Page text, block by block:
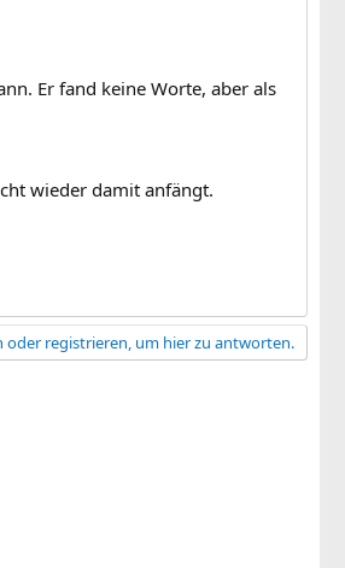
Er fand keine Worte, aber als
wieder damit anfängt.
oder registrieren, um hier zu antworten.